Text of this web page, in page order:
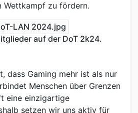
Wettkampf zu fördern.
auf der DoT 2k24.
dass Gaming mehr ist als nur
Menschen über Grenzen
eine einzigartige
setzen wir uns aktiv für